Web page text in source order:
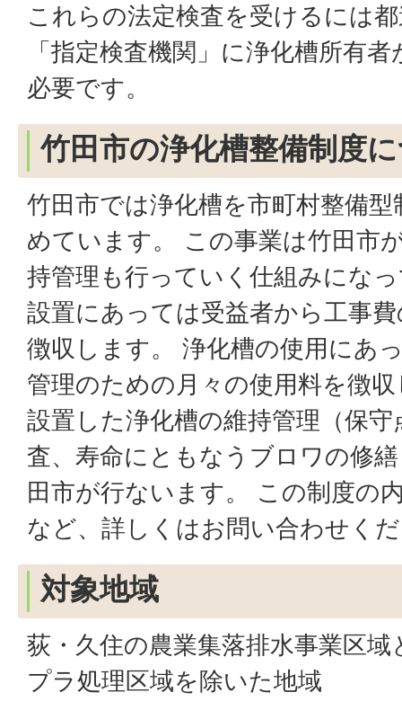
これらの法定検査を受けるには
「指定検査機関」に浄化槽所有
必要です。
竹田市の浄化槽整備制度
竹田市では浄化槽を市町村整備
めています。 この事業は竹田市
持管理も行っていく仕組みにな
設置にあっては受益者から工事
徴収します。 浄化槽の使用にあ
管理のための月々の使用料を徴
設置した浄化槽の維持管理（保
査、寿命にともなうブロワの修
田市が行ないます。 この制度の
など、詳しくはお問い合わせく
対象地域
荻・久住の農業集落排水事業区
プラ処理区域を除いた地域